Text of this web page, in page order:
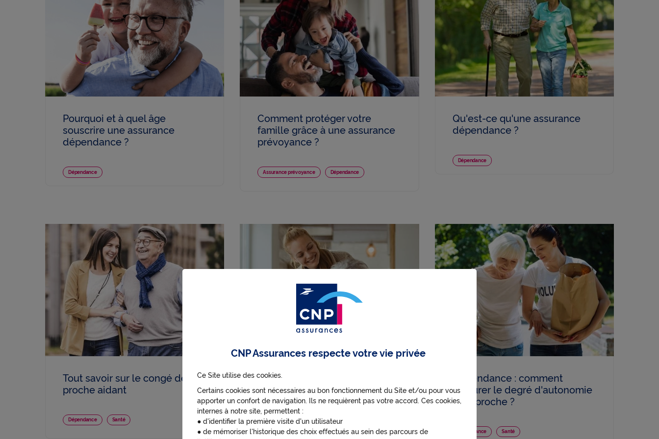
Pourquoi et à quel âge
souscrire une assurance
dépendance ?
Dépendance
Comment protéger votre
famille grâce à une assurance
prévoyance ?
Assurance prévoyance Dépendance
Qu'est-ce qu'une assurance
dépendance ?
Dépendance
Tout savoir sur le congé de
proche aidant
Dépendance Santé
Dépendance : les avantages et
les limites du maintien à
domicile
Assurance prévoyance Dépendance
Dépendance : comment
mesurer le degré d'autonomie
d'un proche ?
Dépendance Santé
CNP Assurances respecte votre vie privée
Ce Site utilise des cookies.
Certains cookies sont nécessaires au bon fonctionnement du Site et/ou pour vous
apporter un confort de navigation. Ils ne requièrent pas votre accord. Ces cookies,
internes à notre site, permettent :
● d'identifier la première visite d'un utilisateur
● de mémoriser l'historique des choix effectués au sein des parcours de